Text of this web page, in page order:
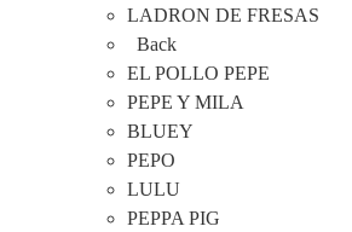
LADRON DE FRESAS
Back
EL POLLO PEPE
PEPE Y MILA
BLUEY
PEPO
LULU
PEPPA PIG